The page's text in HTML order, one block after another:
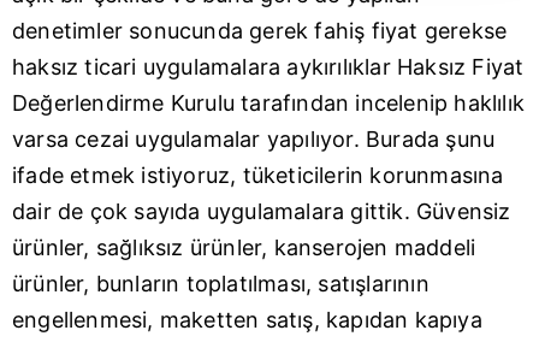
gösterilmeyecektir."
Sizlere daha iyi bir hizmet sunabilmek için İnternet
Sitemizde kendimize ve üçüncü kişilere ait çerezler
kullanılmaktadır. Bu çerezler vasıtasıyla çeşitli kişisel
verileriniz işlenmekte olup gerekli olan çerezler bilgi
toplumu hizmetlerinin sunulması amacıyla
kullanılmaktadır. Diğer çerezler, sitemizin daha işlevsel
kılınması ve kişiselleştirilmesi ve sizlere yönelik
reklam/pazarlama faaliyetlerinin yapılması, amaçlarıyla
sınırlı olarak açık rızanız dahilinde kullanılacaktır.
denetimler sonucunda gerek fahiş fiyat gerekse
haksız ticari uygulamalara aykırılıklar Haksız Fiyat
Değerlendirme Kurulu tarafından incelenip haklılık
varsa cezai uygulamalar yapılıyor. Burada şunu
ifade etmek istiyoruz, tüketicilerin korunmasına
dair de çok sayıda uygulamalara gittik. Güvensiz
ürünler, sağlıksız ürünler, kanserojen maddeli
ürünler, bunların toplatılması, satışlarının
engellenmesi, maketten satış, kapıdan kapıya